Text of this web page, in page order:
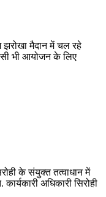
झरोखा मैदान में चल रहे
भी आयोजन के लिए
के संयुक्त तत्वाधान में
अधिकारी सिरोही